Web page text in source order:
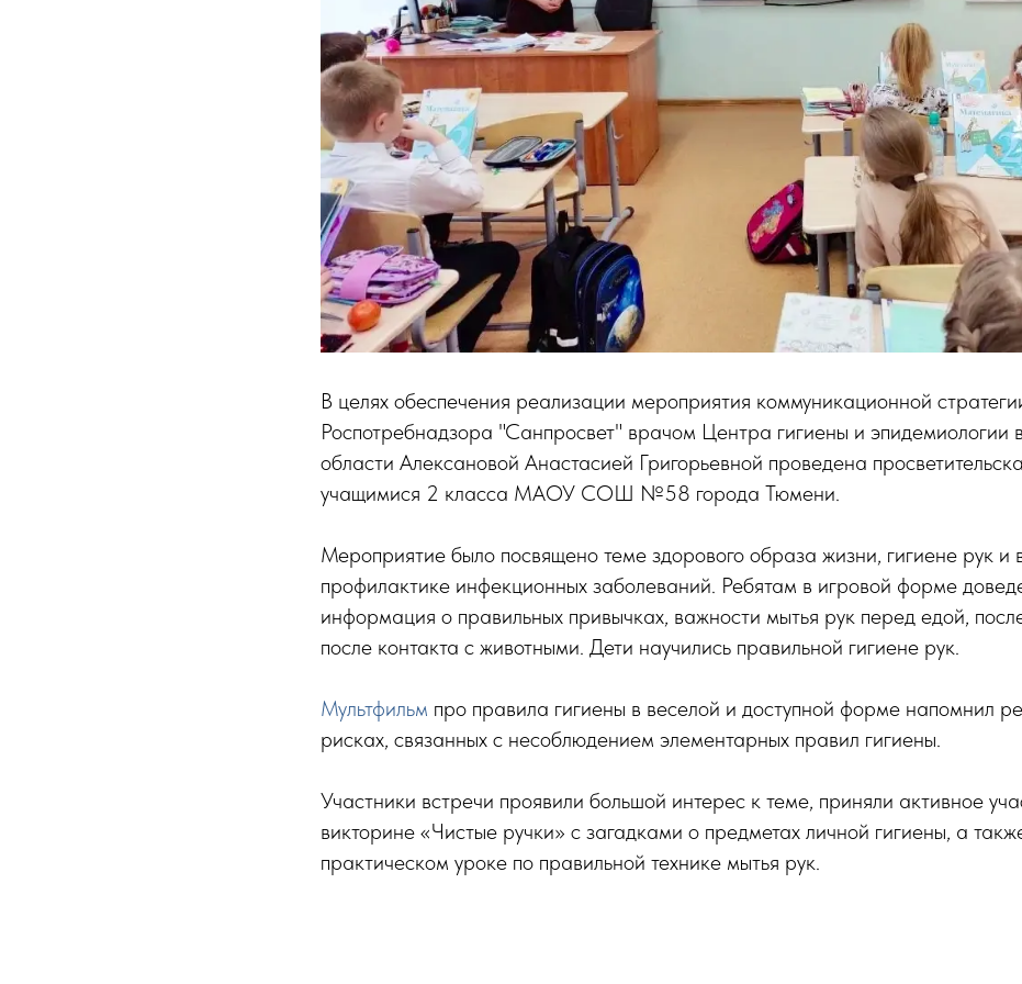
В целях обеспечения реализации мероприятия коммуникационной
Роспотребнадзора "Санпросвет" врачом Центра гигиены и эпидемиологии
области Алексановой Анастасией Григорьевной проведена
учащимися 2 класса МАОУ СОШ №58 города Тюмени.
Мероприятие было посвящено теме здорового образа жизни, гигиене рук и
профилактике инфекционных заболеваний. Ребятам в игровой форме
информация о правильных привычках, важности мытья рук перед едой,
после контакта с животными. Дети научились правильной гигиене рук.
Мультфильм про правила гигиены в веселой и доступной форме напомнил
рисках, связанных с несоблюдением элементарных правил гигиены.
Участники встречи проявили большой интерес к теме, приняли активное
викторине «Чистые ручки» с загадками о предметах личной гигиены, а
практическом уроке по правильной технике мытья рук.